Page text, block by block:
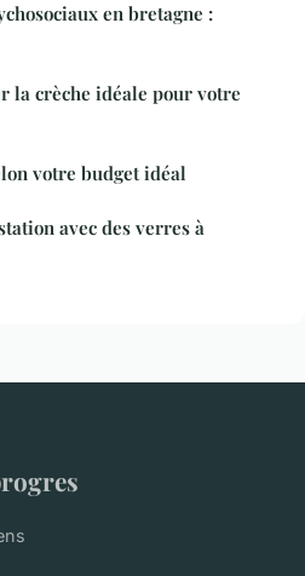
en bretagne :
la crèche idéale pour votre
votre budget idéal
avec des verres à